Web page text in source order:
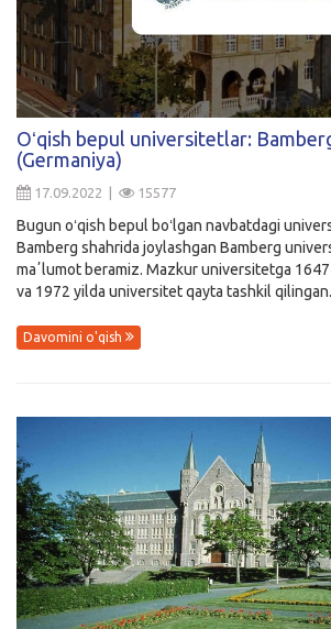
Oʻqish bepul universitetlar:
(Germaniya)
17.09.2022 | 15577
Bugun oʻqish bepul boʻlgan navbatdagi
Bamberg shahrida joylashgan Bamberg
maʼlumot beramiz. Mazkur universitetga
va 1972 yilda universitet qayta tashkil
Davomini o'qish